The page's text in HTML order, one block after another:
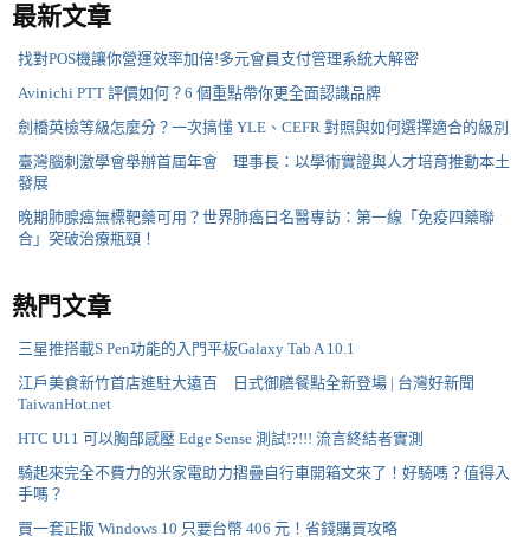
最新文章
找對POS機讓你營運效率加倍!多元會員支付管理系統大解密
Avinichi PTT 評價如何？6 個重點帶你更全面認識品牌
劍橋英檢等級怎麼分？一次搞懂 YLE、CEFR 對照與如何選擇適合的級別
臺灣腦刺激學會舉辦首屆年會 理事長：以學術實證與人才培育推動本土
發展
晚期肺腺癌無標靶藥可用？世界肺癌日名醫專訪：第一線「免疫四藥聯
合」突破治療瓶頸！
熱門文章
三星推搭載S Pen功能的入門平板Galaxy Tab A 10.1
江戶美食新竹首店進駐大遠百 日式御膳餐點全新登場 | 台灣好新聞
TaiwanHot.net
HTC U11 可以胸部感壓 Edge Sense 測試!?!!! 流言終結者實測
騎起來完全不費力的米家電助力摺疊自行車開箱文來了！好騎嗎？值得入
手嗎？
買一套正版 Windows 10 只要台幣 406 元！省錢購買攻略